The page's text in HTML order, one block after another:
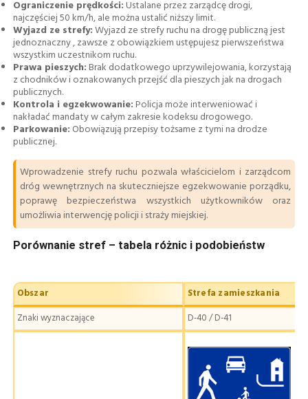
Ograniczenie prędkości:Ustalane przez zarządcę drogi,
najczęściej 50 km/h, ale można ustalić niższy limit.
Wyjazd ze strefy:Wyjazd ze strefy ruchu na drogę publiczną jest
jednoznaczny , zawsze z obowiązkiem ustępujesz pierwszeństwa
wszystkim uczestnikom ruchu.
Prawa pieszych:Brak dodatkowego uprzywilejowania, korzystają
z chodników i oznakowanych przejść dla pieszych jak na drogach
publicznych.
Kontrola i egzekwowanie:Policja może interweniować i
nakładać mandaty w całym zakresie kodeksu drogowego.
Parkowanie: Obowiązują przepisy tożsame z tymi na drodze
publicznej.
Wprowadzenie strefy ruchu pozwala właścicielom i zarządcom
dróg wewnętrznych na skuteczniejsze egzekwowanie porządku,
poprawę bezpieczeństwa wszystkich użytkowników oraz
umożliwia interwencję policji i straży miejskiej.
Porównanie stref – tabela różnic i podobieństw
Obszar
Strefa zamieszkania
Znaki wyznaczające
D-40 / D-41